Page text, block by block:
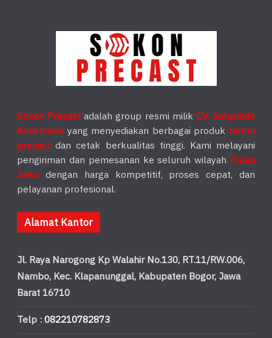
Sokon Precast adalah group resmi milik CV. Solusindo
Konstruksi yang menyediakan berbagai produk beton
precast dan cetak berkualitas tinggi. Kami melayani
pengiriman dan pemesanan ke seluruh wilayah Pulau
Jawadengan harga kompetitif, proses cepat, dan
pelayanan profesional.
Alamat Kantor
Jl. Raya Narogong Kp Walahir No.130, RT.11/RW.006,
Nambo, Kec. Klapanunggal, Kabupaten Bogor, Jawa
Barat 16710
Telp :082210782873